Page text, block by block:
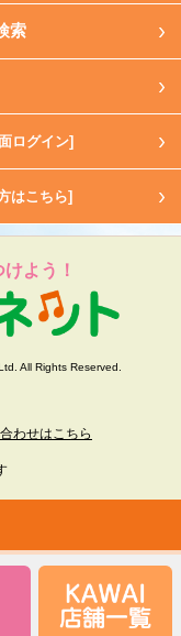
索
ログイン]
はこちら]
よう！
All Rights Reserved.
わせはこちら